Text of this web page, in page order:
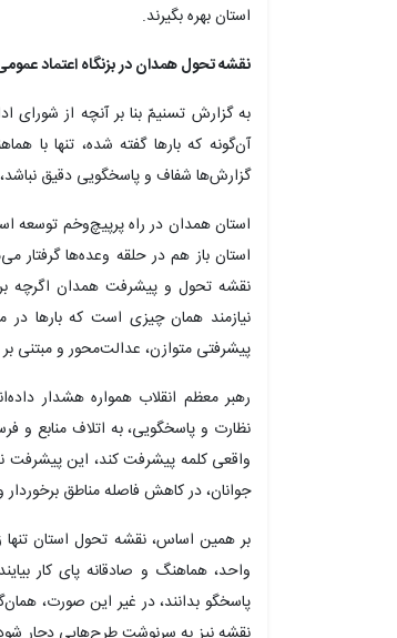
استان بهره بگیرند.
نقشه تحول همدان در بزنگاه اعتماد
آن‌گونه که بارها گفته شده، تنها با
گزارش‌ها شفاف و پاسخگویی دقیق
استان همدان در راه پرپیچ‌وخم توسعه
استان باز هم در حلقه وعده‌ها گرفتار
نقشه تحول و پیشرفت همدان اگرچه
نیازمند همان چیزی است که بارها
پیشرفتی متوازن، عدالت‌محور و مبتنی
رهبر معظم انقلاب همواره هشدار
نظارت و پاسخگویی، به اتلاف منابع و
واقعی کلمه پیشرفت کند، این پیشرفت
جوانان، در کاهش فاصله مناطق
بر همین اساس، نقشه تحول استان تنها
واحد، هماهنگ و صادقانه پای کار
پاسخگو بدانند، در غیر این صورت،